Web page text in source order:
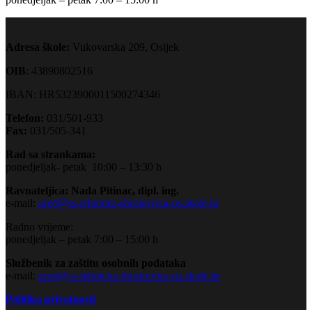
Adresa škole: Vukovarska 209, Osijek
OIB: 43890802516
IBAN: HR5323900011500274346
Telefon: 031/501-933
Fax: 031/505-341
Rad sa strankama:
ponedjeljak- petak 10:00 – 13:30 h
Ravnateljica: Nada Pitinac, dipl. ing.
e-mail: ured@ss-tehnicka-rboskovica-os.skole.hr
Radno vrijeme:
ponedjeljak – petak 7:00 – 15:00 h
Službenik za zaštitu osobnih podataka
e-mail: szop@ss-tehnicka-rboskovica-os.skole.hr
Politika privatnosti